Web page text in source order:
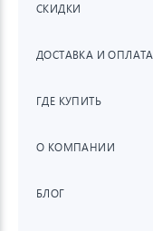
СКИДКИ
ДОСТАВКА И ОПЛАТА
ГДЕ КУПИТЬ
О КОМПАНИИ
БЛОГ